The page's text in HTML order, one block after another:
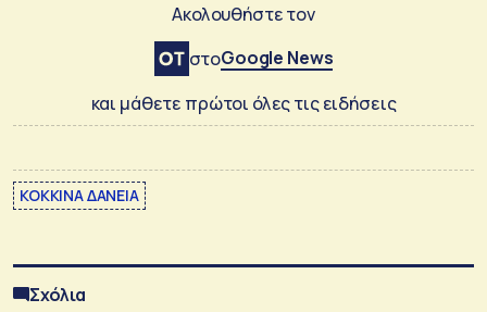
Ακολουθήστε τον
στοGoogle News
και μάθετε πρώτοι όλες τις ειδήσεις
ΚΟΚΚΙΝΑ ΔΑΝΕΙΑ
Σχόλια